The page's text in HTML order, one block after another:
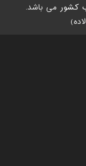
کشور می باشد.